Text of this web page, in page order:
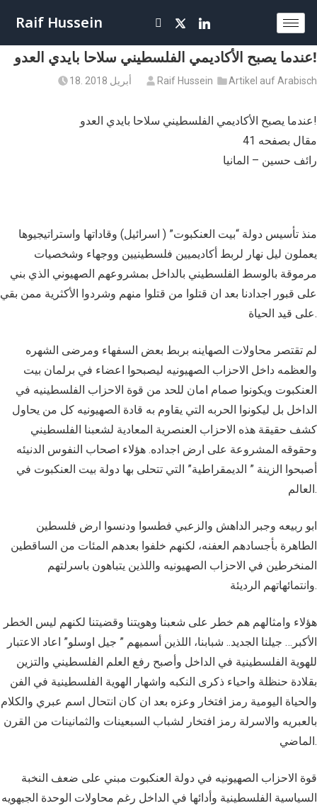
Raif Hussein
عندما يصبح الأكاديمي الفلسطيني سلاحا بايدي العدو!
18. أبريل 2018 Raif Hussein Artikel auf Arabisch
عندما يصبح الأكاديمي الفلسطيني سلاحا بايدي العدو!
مقال بصفحه 41
رائف حسين – المانيا
منذ تأسيس دولة “بيت العنكبوت” ( اسرائيل) وقاداتها واستراتيجيوها
يعملون ليل نهار لربط أكاديميين فلسطينيين ووجهاء وشخصيات
مرموقة بالوسط الفلسطيني بالداخل بمشروعهم الصهيوني الذي بني
على قبور اجدادنا بعد ان قتلوا من قتلوا منهم وشردوا الأكثرية ممن بقي
على قيد الحياة.
لم تقتصر محاولات الصهاينه بربط بعض السفهاء ومرضى الشهره
والعظمه داخل الاحزاب الصهيونيه ليصبحوا اعضاء في برلمان بيت
العنكبوت ويكونوا صمام امان للحد من قوة الاحزاب الفلسطينيه في
الداخل بل ليكونوا الحربه التي يقاوم به قادة الصهيونيه كل من يحاول
كشف حقيقة هذه الاحزاب العنصرية المعادية لشعبنا الفلسطيني
وحقوقه المشروعة على ارض اجداده. هؤلاء اصحاب النفوس الدنيئه
أصبحوا الزينة ” الديمقراطية” التي تتحلى بها دولة بيت العنكبوت في
العالم.
ابو ربيعه وجبر الداهش والزعبي فطسوا ودنسوا ارض فلسطين
الطاهرة بأجسادهم العفنه، لكنهم خلفوا بعدهم المئات من الساقطين
المنخرطين في الاحزاب الصهيونيه واللذين يتباهون باسرلتهم
وانتمائهاتهم الرديئة.
هؤلاء وامثالهم هم خطر على شعبنا وهويتنا وقضيتنا لكنهم ليس الخطر
الأكبر… جيلنا الجديد.. شبابنا، اللذين أسميهم ” جيل اوسلو” اعاد الاعتبار
للهوية الفلسطينية في الداخل وأصبح رفع العلم الفلسطيني والتزين
بقلادة حنظلة واحياء ذكرى النكبه واشهار الهوية الفلسطينية في الفن
والحياة اليومية رمز افتخار وعزه بعد ان كان انتحال اسم عبري والكلام
بالعبريه والاسرلة رمز افتخار لشباب السبعينات والثمانينات من القرن
الماضي.
قوة الاحزاب الصهيونيه في دولة العنكبوت مبني على ضعف النخبة
السياسية الفلسطينية وأدائها في الداخل رغم محاولات الوحدة الجبهويه